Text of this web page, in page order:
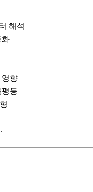
해석
화
영향
평등